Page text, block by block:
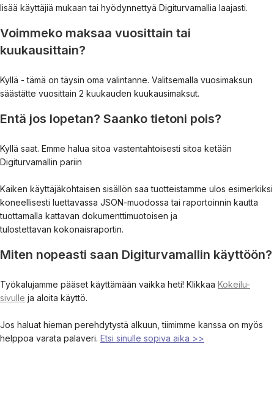
lisää käyttäjiä mukaan tai hyödynnettyä Digiturvamallia laajasti.
Voimmeko maksaa vuosittain tai
kuukausittain?
Kyllä - tämä on täysin oma valintanne. Valitsemalla vuosimaksun
säästätte vuosittain 2 kuukauden kuukausimaksut.
Entä jos lopetan? Saanko tietoni pois?
Kyllä saat. Emme halua sitoa vastentahtoisesti sitoa ketään
Digiturvamallin pariin
Kaiken käyttäjäkohtaisen sisällön saa tuotteistamme ulos esimerkiksi
koneellisesti luettavassa JSON-muodossa tai raportoinnin kautta
tuottamalla kattavan dokumenttimuotoisen ja
tulostettavan kokonaisraportin.
Miten nopeasti saan Digiturvamallin käyttöön?
Työkalujamme pääset käyttämään vaikka heti! Klikkaa Kokeilu-
sivulle ja aloita käyttö.
Jos haluat hieman perehdytystä alkuun, tiimimme kanssa on myös
helppoa varata palaveri. Etsi sinulle sopiva aika >>